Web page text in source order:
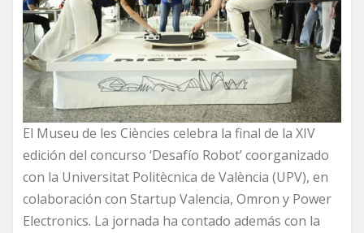
El Museu de les Ciències celebra la final de la XIV
edición del concurso ‘Desafío Robot’ coorganizado
con la Universitat Politècnica de València (UPV), en
colaboración con Startup Valencia, Omron y Power
Electronics. La jornada ha contado además con la